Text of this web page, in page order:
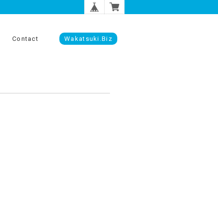
Contact Wakatsuki.biz